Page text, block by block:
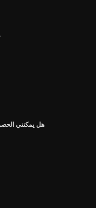
هل يمكنني الحصول على نموذج